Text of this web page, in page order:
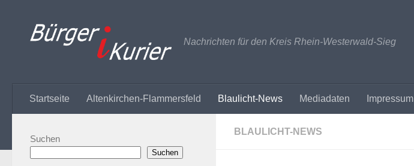
Nachrichten für den Kreis Rhein-Westerwald-Sieg
Startseite Altenkirchen-Flammersfeld Blaulicht-News Mediadaten Impressum
BLAULICHT-NEWS
Suchen
Suchen